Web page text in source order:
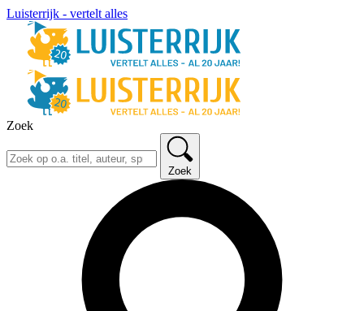
Luisterrijk - vertelt alles
Zoek
Zoek